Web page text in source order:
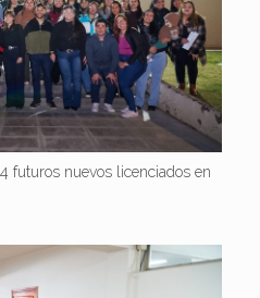
futuros nuevos licenciados en